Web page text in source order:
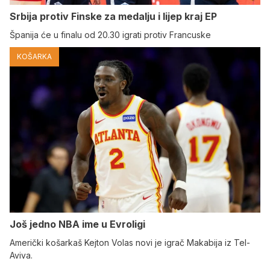
Srbija protiv Finske za medalju i lijep kraj EP
Španija će u finalu od 20.30 igrati protiv Francuske
KOŠARKA
Još jedno NBA ime u Evroligi
Američki košarkaš Kejton Volas novi je igrač Makabija iz Tel-
Aviva.